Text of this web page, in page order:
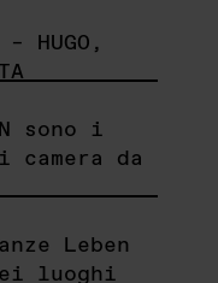
HUGO,
sono i
da
Leben
luoghi